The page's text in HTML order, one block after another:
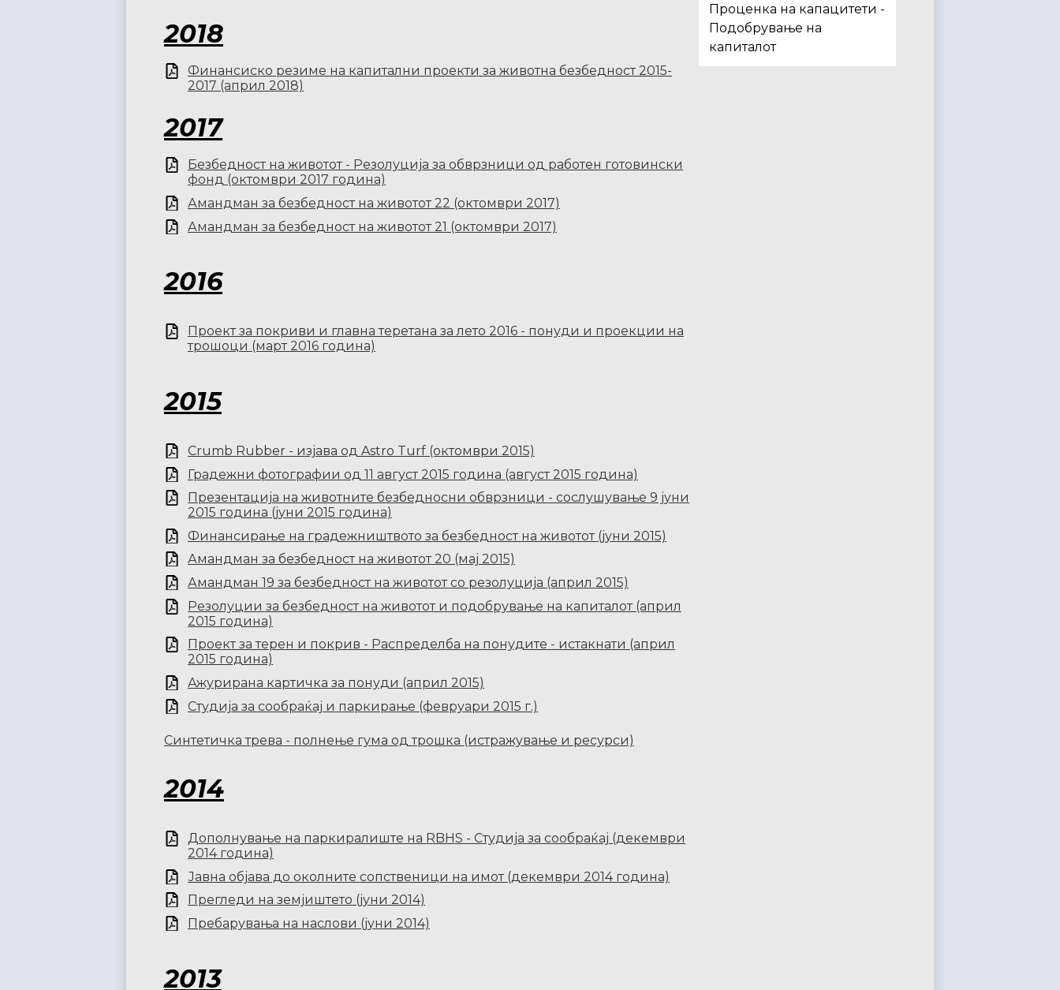
2018
Финансиско резиме на капитални проекти за животна безбедност 2015-
2017 (април 2018)
2017
Безбедност на животот - Резолуција за обврзници од работен готовински
фонд (октомври 2017 година)
Амандман за безбедност на животот 22 (октомври 2017)
Амандман за безбедност на животот 21 (октомври 2017)
2016
Проект за покриви и главна теретана за лето 2016 - понуди и проекции на
трошоци (март 2016 година)
2015
Crumb Rubber - изјава од Astro Turf (октомври 2015)
Градежни фотографии од 11 август 2015 година (август 2015 година)
Презентација на животните безбедносни обврзници - сослушување 9 јуни
2015 година (јуни 2015 година)
Финансирање на градежништвото за безбедност на животот (јуни 2015)
Амандман за безбедност на животот 20 (мај 2015)
Амандман 19 за безбедност на животот со резолуција (април 2015)
Резолуции за безбедност на животот и подобрување на капиталот (април
2015 година)
Проект за терен и покрив - Распределба на понудите - истакнати (април
2015 година)
Ажурирана картичка за понуди (април 2015)
Студија за сообраќај и паркирање (февруари 2015 г.)
Синтетичка трева - полнење гума од трошка (истражување и ресурси)
2014
Дополнување на паркиралиште на RBHS - Студија за сообраќај (декември
2014 година)
Јавна објава до околните сопственици на имот (декември 2014 година)
Прегледи на земјиштето (јуни 2014)
Пребарувања на наслови (јуни 2014)
2013
отвора
во
нов
Проценка на капацитети -
Подобрување на
капиталот